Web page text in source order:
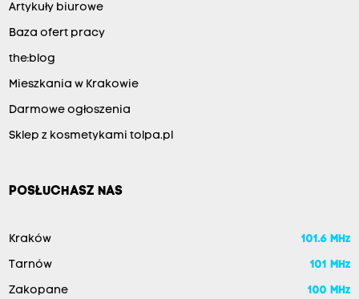
Artykuły biurowe
Baza ofert pracy
the:blog
Mieszkania w Krakowie
Darmowe ogłoszenia
Sklep z kosmetykami tolpa.pl
POSŁUCHASZ NAS
Kraków 101.6 MHz
Tarnów 101 MHz
Zakopane 100 MHz